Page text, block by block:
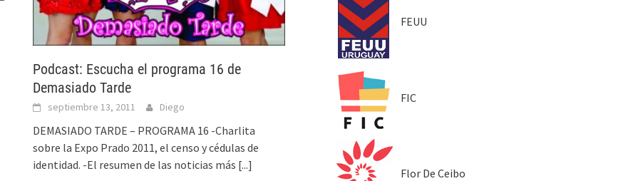
Podcast: Escucha el programa 16 de
Demasiado Tarde
septiembre 13, 2011 Diego
DEMASIADO TARDE – PROGRAMA 16 -Charlita
sobre la Expo Prado 2011, el censo y cédulas de
identidad. -El resumen de las noticias más [...]
FEUU
FIC
Flor De Ceibo